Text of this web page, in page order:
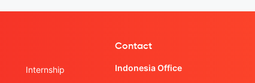
Internship
Contact
Indonesia Office